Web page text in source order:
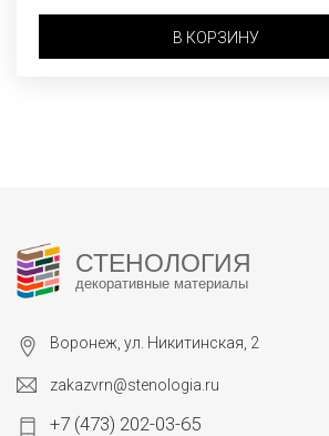
В КОРЗИНУ
СТЕНОЛОГИЯ
декоративные материалы
Воронеж, ул. Никитинская, 2
zakazvrn@stenologia.ru
+7 (473) 202-03-65